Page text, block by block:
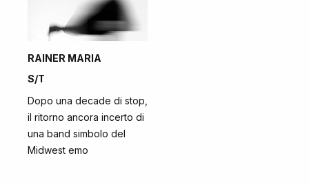
RAINER MARIA
S/T
Dopo una decade di stop,
il ritorno ancora incerto di
una band simbolo del
Midwest emo